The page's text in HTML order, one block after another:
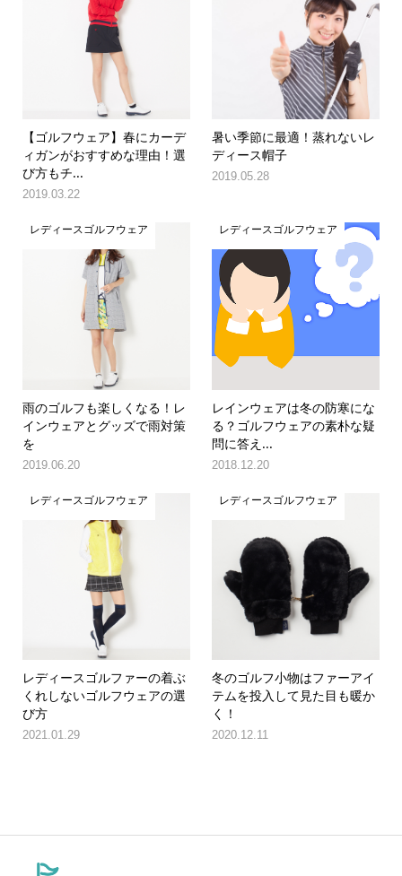
【ゴルフウェア】春にカーデ
ィガンがおすすめな理由！選
び方もチ...
2019.03.22
暑い季節に最適！蒸れないレ
ディース帽子
2019.05.28
レディースゴルフウェア
雨のゴルフも楽しくなる！レ
インウェアとグッズで雨対策
を
2019.06.20
レディースゴルフウェア
レインウェアは冬の防寒にな
る？ゴルフウェアの素朴な疑
問に答え...
2018.12.20
レディースゴルフウェア
レディースゴルファーの着ぶ
くれしないゴルフウェアの選
び方
2021.01.29
レディースゴルフウェア
冬のゴルフ小物はファーアイ
テムを投入して見た目も暖か
く！
2020.12.11